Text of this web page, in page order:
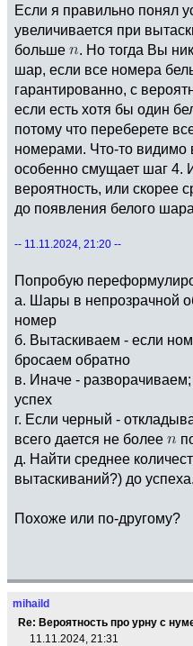
Если я правильно понял
увеличивается при
больше
. Но тогда Вы
шар, если все номера
гарантированно, с
если есть хотя бы один
потому что переберете
номерами. Что-то видимо
особенно смущает шаг 4.
вероятность, или скорее
до появления белого
-- 11.11.2024, 21:20 --
Попробую
а. Шары в непрозрачной
номер
б. Вытаскиваем - если
бросаем обратно
в. Иначе -
успех
г. Если черный -
всего дается не более
д. Найти среднее
вытаскиваний?) до успеха.
Похоже или по-другому?
mihaild
Re: Вероятность про урну с
11.11.2024, 21:31